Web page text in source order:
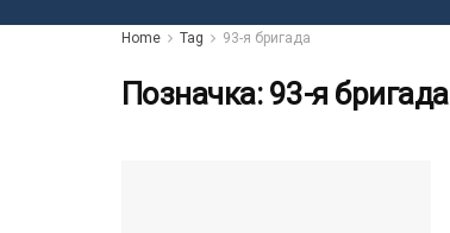
Home Tag 93-я бригада
Позначка: 93-я бригада